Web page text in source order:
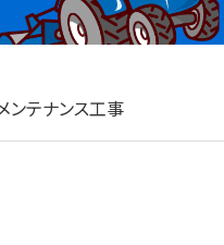
ンテナンス工事